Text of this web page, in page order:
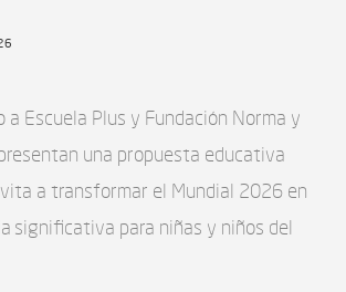
a Escuela Plus y Fundación Norma y
una propuesta educativa
a transformar el Mundial 2026 en
significativa para niñas y niños del